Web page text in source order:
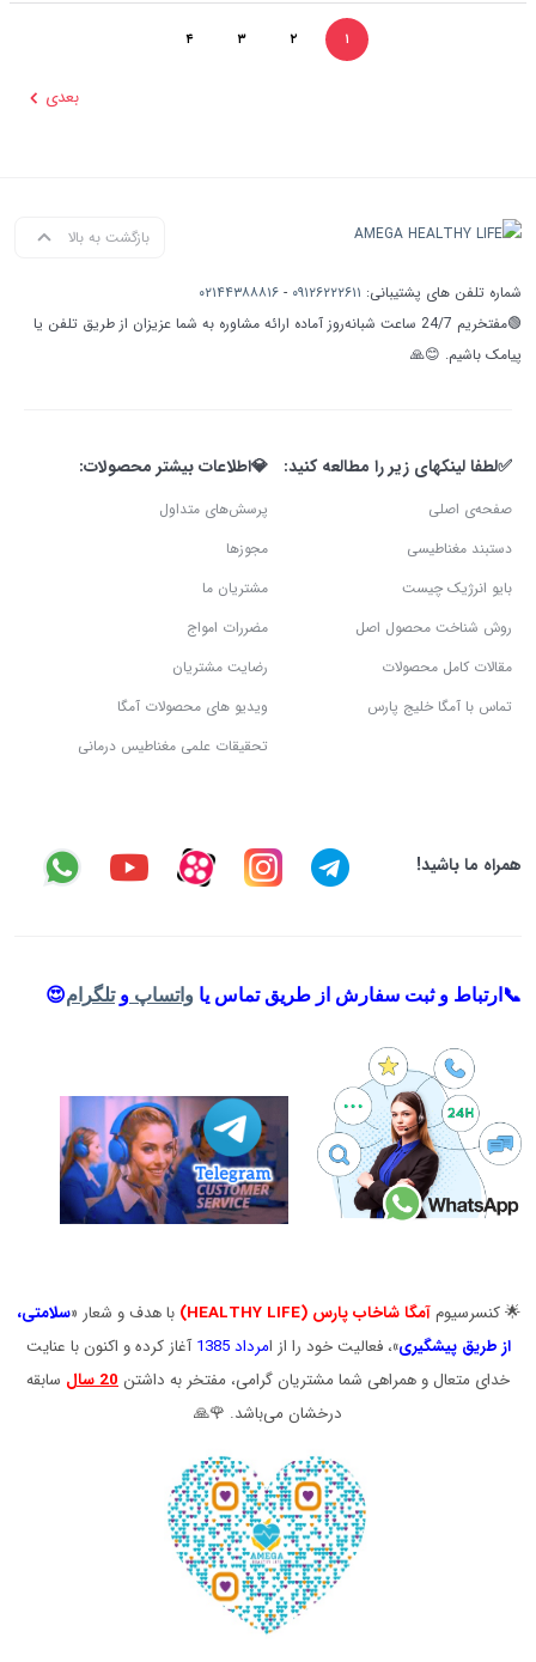
۱ ۲ ۳ ۴
بعدی
بازگشت به بالا
شماره تلفن های پشتیبانی: ۰۹۱۲۶۲۲۲۶۱۱ - ۰۲۱۴۴۳۸۸۸۱۶
🟢مفتخریم 24/7 ساعت شبانه‌روز آماده ارائه مشاوره به شما عزیزان از طریق تلفن یا
پیامک باشیم. 😊🙏
✅لطفا لینکهای زیر را مطالعه کنید:
صفحه‌ی اصلی
دستبند مغناطیسی
بایو انرژیک چیست
روش شناخت محصول اصل
مقالات کامل محصولات
تماس با آمگا خلیج پارس
💎اطلاعات بیشتر محصولات:
پرسش‌های متداول
مجوزها
مشتریان ما
مضررات امواج
رضایت مشتریان
ویدیو های محصولات آمگا
تحقیقات علمی مغناطیس درمانی
همراه ما باشید!
📞ارتباط و ثبت سفارش از طریق تماس یا واتساپ وتلگرام😍
🌟 کنسرسیومآمگا شاخاب پارس (HEALTHY LIFE) با هدف و شعار «سلامتی،
از طریق پیشگیری»، فعالیت خود را از امرداد 1385
آغاز کرده و اکنون با عنایت
خدای متعال و همراهی شما مشتریان گرامی، مفتخر به داشتن20 سال
سابقه
درخشان می‌باشد. 🌹🙏